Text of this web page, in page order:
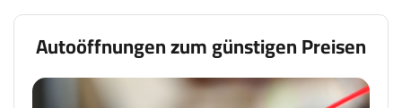
Autoöffnungen zum günstigen Preisen